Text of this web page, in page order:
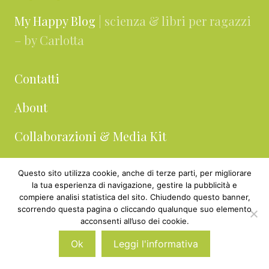
My Happy Blog | scienza & libri per ragazzi
– by Carlotta
Contatti
About
Collaborazioni & Media Kit
Questo sito utilizza cookie, anche di terze parti, per migliorare
la tua esperienza di navigazione, gestire la pubblicità e
compiere analisi statistica del sito. Chiudendo questo banner,
scorrendo questa pagina o cliccando qualunque suo elemento
acconsenti all’uso dei cookie.
Ok Leggi l'informativa